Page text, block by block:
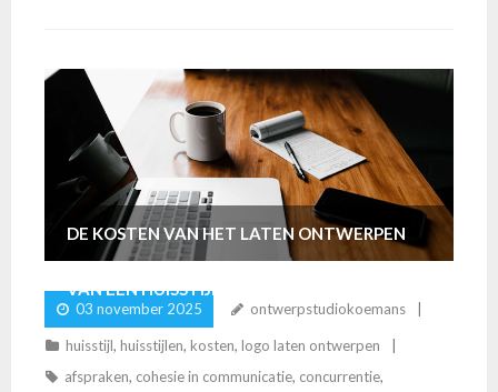
DE KOSTEN VAN HET LATEN ONTWERPEN
VAN EEN HUISSTIJL: WAT ZIJN DE TARIEVEN?
03 november 2025 ontwerpstudiokoemans
huisstijl, huisstijlen, kosten, logo laten ontwerpen
afspraken, cohesie in communicatie, concurrentie,